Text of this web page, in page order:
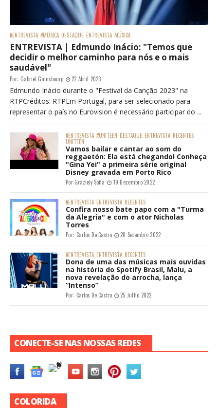
#ENTREVISTA #MÚSICA DESTAQUE ENTREVISTA MÚSICA
ENTREVISTA | Edmundo Inácio: "Temos que
decidir o melhor caminho para nós e o mais
saudável"
Por: Gabriel Gainsbourg 22 Abril 2023
Edmundo Inácio durante o "Festival da Canção 2023" na
RTPCréditos: RTPEm Portugal, para ser selecionado para
representar o país no Eurovision é necessário participar do ...
#ENTREVISTA #UNITEEN DESTAQUE ENTREVISTA RECENTES
UNITEEN
Vamos bailar e cantar ao som do
reggaetón: Ela está chegando! Conheça
"Gina Yei" a primeira série original
Disney gravada em Porto Rico
Por:Graziely Sofia 19 Dezembro 2022
#ENTREVISTA ENTREVISTA RECENTES
Confira nosso bate papo com a "Turma
da Alegria" e com o ator Nicholas
Torres
Por: Carlos De Castro 20 Setembro 2022
#ENTREVISTA ENTREVISTA RECENTES
Dona de uma das músicas mais ouvidas
na história do Spotify Brasil, Malu, a
nova revelação do arrocha, lança
“Intenso”
Por: Carlos De Castro 25 Julho 2022
CONECTE-SE NAS NOSSAS REDES
COLORIDA